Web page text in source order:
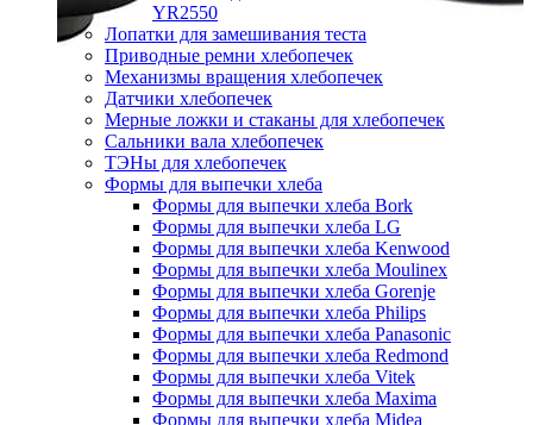
YR2550
Лопатки для замешивания теста
Приводные ремни хлебопечек
Механизмы вращения хлебопечек
Датчики хлебопечек
Мерные ложки и стаканы для хлебопечек
Сальники вала хлебопечек
ТЭНы для хлебопечек
Формы для выпечки хлеба
Формы для выпечки хлеба Bork
Формы для выпечки хлеба LG
Формы для выпечки хлеба Kenwood
Формы для выпечки хлеба Moulinex
Формы для выпечки хлеба Gorenje
Формы для выпечки хлеба Philips
Формы для выпечки хлеба Panasonic
Формы для выпечки хлеба Redmond
Формы для выпечки хлеба Vitek
Формы для выпечки хлеба Maxima
Формы для выпечки хлеба Midea